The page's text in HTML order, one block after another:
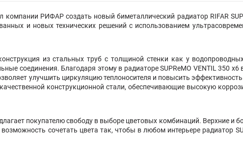
РИФАР создать новый биметаллический радиатор RIFAR
и новых технических решений с использованием
из стальных труб с толщиной стенки как у
соединения. Благодаря этому в радиаторе SUPReMO VENTIL 350 х6
улучшить циркуляцию теплоносителя и повысить
конструкционной стали, обеспечивающие высокую
покупателю свободу в выборе цветовых комбинаций. Верхние и
сочетать цвета так, чтобы в любом интерьере радиатор